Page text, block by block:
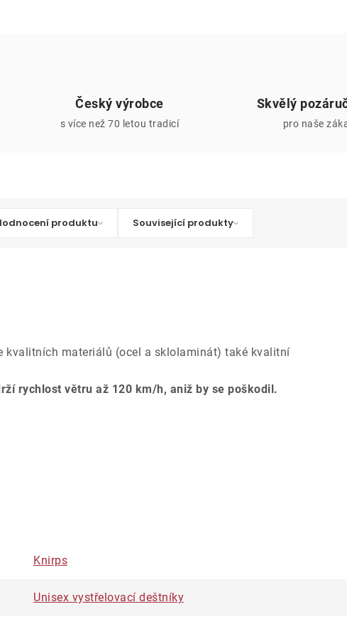
Český výrobce
s více než 70 letou tradicí
Skvělý
pro naše
produktu Související produkty
kvalitních materiálů (ocel a sklolaminát) také kvalitní
rychlost větru až 120 km/h, aniž by se poškodil.
Knirps
Unisex vystřelovací deštníky